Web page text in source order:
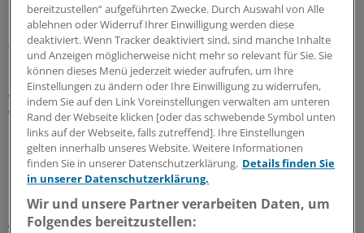
nicht? Kassenärzte und Krankenkassen verhandeln.
06.08.2026
WIdO-Qualitätsmonitor 2026
Tumoroperationen: Mindestmengen
beschleunigen die Zentralisierung der
Krebsversorgung
Der WIdO-Qualitätsmonitor 2026 weist für mehrere
komplexe Tumoroperationen steigende Fallzahlen je
Krankenhaus aus. Damit konzentriert sich die
bereitzustellen“ aufgeführten Zwecke. Durch Auswahl von Alle
ablehnen oder Widerruf Ihrer Einwilligung werden diese
deaktiviert. Wenn Tracker deaktiviert sind, sind manche Inhalte
und Anzeigen möglicherweise nicht mehr so relevant für Sie. Sie
können dieses Menü jederzeit wieder aufrufen, um Ihre
Einstellungen zu ändern oder Ihre Einwilligung zu widerrufen,
indem Sie auf den Link Voreinstellungen verwalten am unteren
Rand der Webseite klicken [oder das schwebende Symbol unten
links auf der Webseite, falls zutreffend]. Ihre Einstellungen
gelten innerhalb unseres Website. Weitere Informationen
finden Sie in unserer Datenschutzerklärung. Details finden Sie
in unserer Datenschutzerklärung.
Wir und unsere Partner verarbeiten Daten, um
Folgendes bereitzustellen: